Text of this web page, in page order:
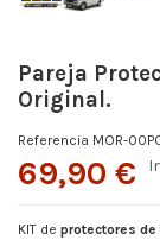
Pareja
Original.
Referencia MOR-
69,90 €
KIT de protectores de